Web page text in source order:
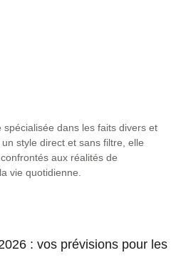
dans les faits divers et
style direct et sans filtre, elle
aux réalités de
vie quotidienne.
: vos prévisions pour les